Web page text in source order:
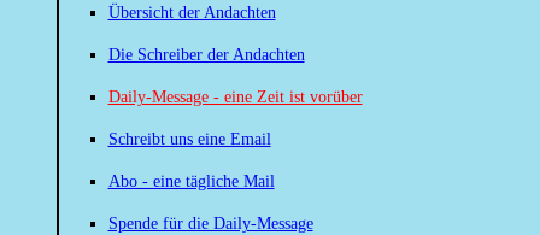
Übersicht der Andachten
Die Schreiber der Andachten
Daily-Message - eine Zeit ist vorüber
Schreibt uns eine Email
Abo - eine tägliche Mail
Spende für die Daily-Message